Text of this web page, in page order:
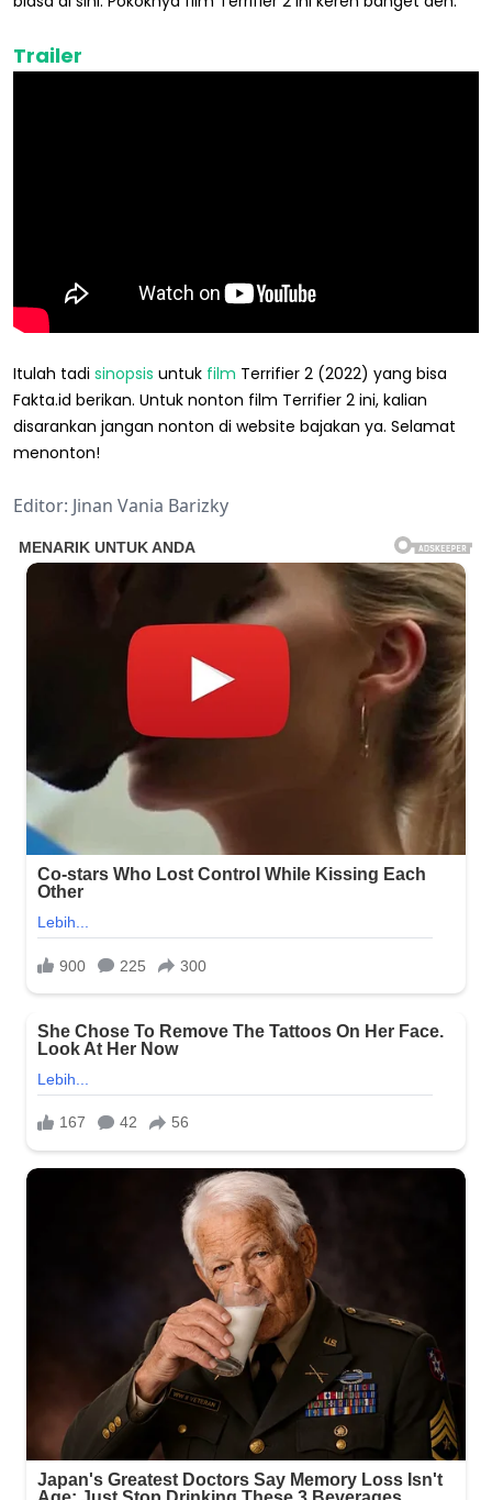
Trailer
Itulah tadi sinopsis untuk film Terrifier 2 (2022) yang bisa
Fakta.id berikan. Untuk nonton film Terrifier 2 ini, kalian
disarankan jangan nonton di website bajakan ya. Selamat
menonton!
Editor: Jinan Vania Barizky